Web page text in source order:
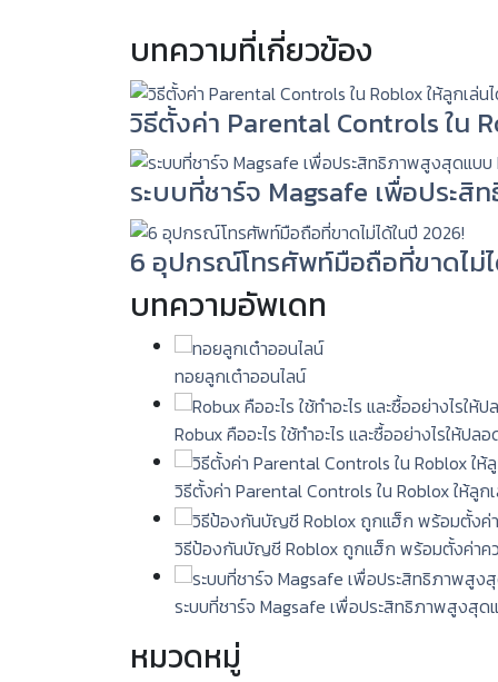
บทความที่เกี่ยวข้อง
วิธีตั้งค่า Parental Controls ใน
ระบบที่ชาร์จ Magsafe เพื่อประ
6 อุปกรณ์โทรศัพท์มือถือที่ขาดไม่
บทความอัพเดท
ทอยลูกเต๋าออนไลน์
Robux คืออะไร ใช้ทำอะไร และซื้ออย่างไรให้ปล
วิธีตั้งค่า Parental Controls ใน Roblox ให้ลูก
วิธีป้องกันบัญชี Roblox ถูกแฮ็ก พร้อมตั้งค่าค
ระบบที่ชาร์จ Magsafe เพื่อประสิทธิภาพสูงสุด
หมวดหมู่